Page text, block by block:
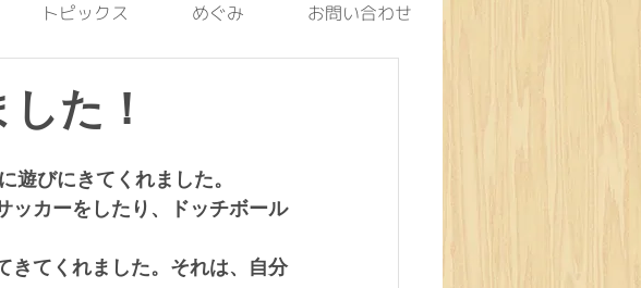
トピックス めぐみ お問い合わせ
た！
びにきてくれました。
カーをしたり、ドッチボール
てくれました。それは、自分